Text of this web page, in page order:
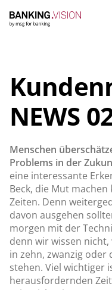
NEWS
Menschen
Problems in der
eine interessante
Beck, die Mut
Zeiten. Denn
davon ausgehen
morgen mit der
denn wir wissen
in zehn, zwanzig oder
stehen. Viel wichtiger
herausfordernden